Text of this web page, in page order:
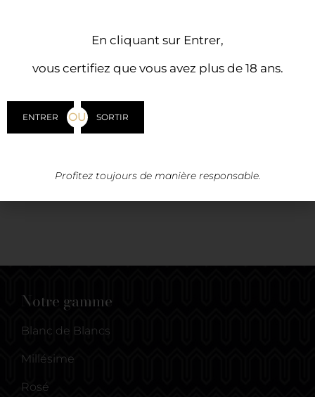
Votre panier est actuellement vide.
Retour à la boutique
Notre gamme
Blanc de Blancs
Millésime
Rosé
En cliquant sur Entrer,
vous certifiez que vous avez plus de 18 ans.
ENTRER OU SORTIR
Profitez toujours de manière responsable.